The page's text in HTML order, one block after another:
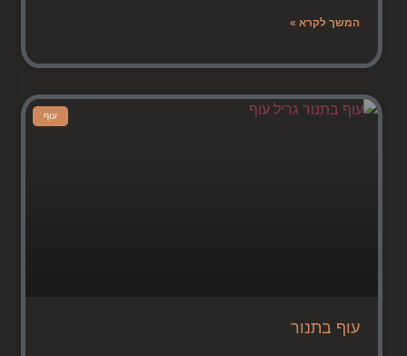
המשך לקרא »
עוף
עוף בתנור